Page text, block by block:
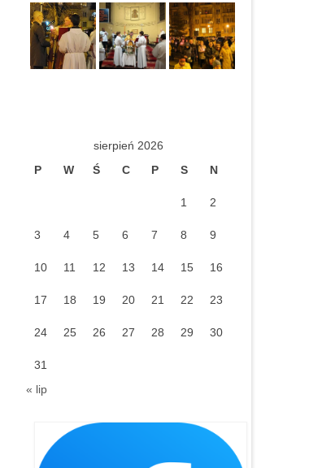
sierpień 2026
P
W Ś C P S N
1 2
3 4 5 6 7 8 9
10 11 12 13 14 15 16
17 18 19 20 21 22 23
24 25 26 27 28 29 30
31
« lip